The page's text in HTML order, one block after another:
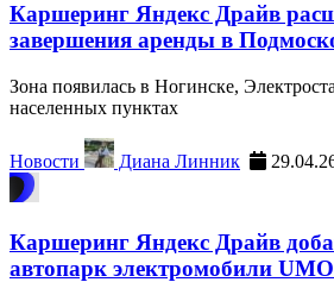
Каршеринг Яндекс Драйв
завершения аренды в
Зона появилась в Ногинске,
населенных пунктах
Новости Диана Линник
Каршеринг Яндекс Драйв
автопарк электромобили